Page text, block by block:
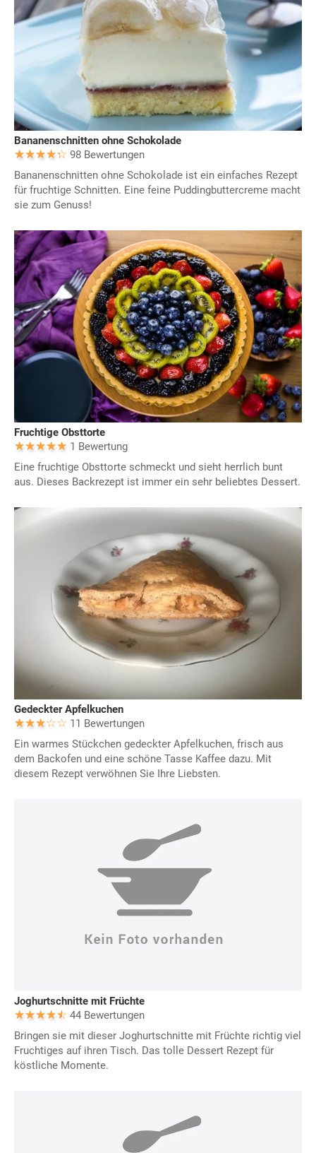
Bananenschnitten ohne Schokolade
98 Bewertungen
Bananenschnitten ohne Schokolade ist ein einfaches Rezept
für fruchtige Schnitten. Eine feine Puddingbuttercreme macht
sie zum Genuss!
Fruchtige Obsttorte
1 Bewertung
Eine fruchtige Obsttorte schmeckt und sieht herrlich bunt
aus. Dieses Backrezept ist immer ein sehr beliebtes Dessert.
Gedeckter Apfelkuchen
11 Bewertungen
Ein warmes Stückchen gedeckter Apfelkuchen, frisch aus
dem Backofen und eine schöne Tasse Kaffee dazu. Mit
diesem Rezept verwöhnen Sie Ihre Liebsten.
Joghurtschnitte mit Früchte
44 Bewertungen
Bringen sie mit dieser Joghurtschnitte mit Früchte richtig viel
Fruchtiges auf ihren Tisch. Das tolle Dessert Rezept für
köstliche Momente.